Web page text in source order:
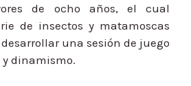
de ocho años, el cual
de insectos y matamoscas
una sesión de juego
dinamismo.